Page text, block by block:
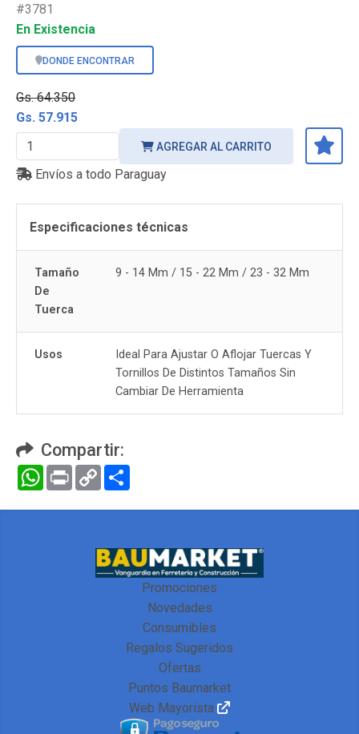
#3781
En Existencia
DONDE ENCONTRAR
Gs. 64.350
Gs. 57.915
AGREGAR AL CARRITO
Envíos a todo Paraguay
Especificaciones técnicas
Tamaño
De
Tuerca
9 - 14 Mm / 15 - 22 Mm / 23 - 32 Mm
Usos
Ideal Para Ajustar O Aflojar Tuercas Y
Tornillos De Distintos Tamaños Sin
Cambiar De Herramienta
Compartir:
WhatsApp
Print Copy
Link
Promociones
Novedades
Consumibles
Regalos Sugeridos
Ofertas
Puntos Baumarket
Web Mayorista